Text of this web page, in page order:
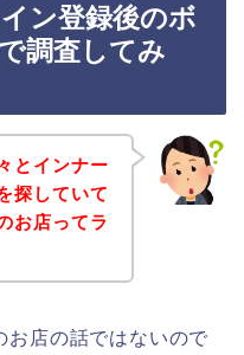
ン登録後のボ
調査してみ
とインナー
探していて
お店ってラ
お店の話ではないので